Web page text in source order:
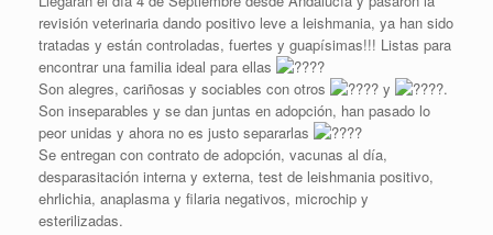
revisión veterinaria dando positivo leve a leishmania, ya han sido
tratadas y están controladas, fuertes y guapísimas!!! Listas para
encontrar una familia ideal para ellas
Son alegres, cariñosas y sociables con otros
y
.
Son inseparables y se dan juntas en adopción, han pasado lo
peor unidas y ahora no es justo separarlas
Se entregan con contrato de adopción, vacunas al día,
desparasitación interna y externa, test de leishmania positivo,
ehrlichia, anaplasma y filaria negativos, microchip y
esterilizadas.